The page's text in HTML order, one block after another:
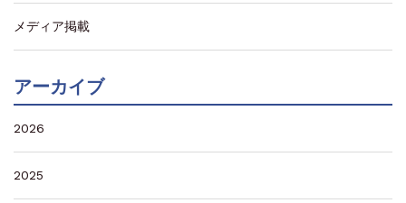
メディア掲載
アーカイブ
2026
2025